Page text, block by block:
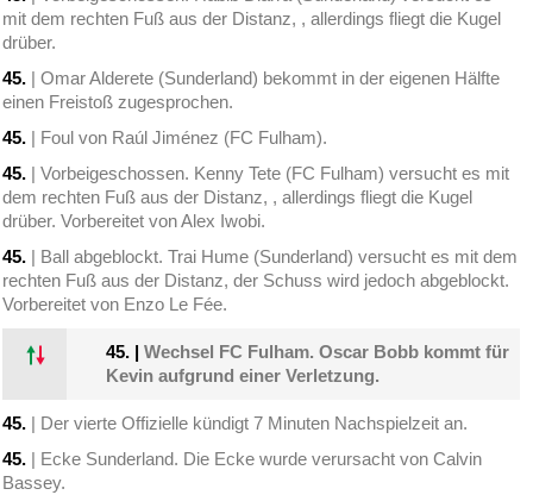
mit dem rechten Fuß aus der Distanz, , allerdings fliegt die Kugel
drüber.
45. | Omar Alderete (Sunderland) bekommt in der eigenen Hälfte
einen Freistoß zugesprochen.
45. | Foul von Raúl Jiménez (FC Fulham).
45. | Vorbeigeschossen. Kenny Tete (FC Fulham) versucht es mit
dem rechten Fuß aus der Distanz, , allerdings fliegt die Kugel
drüber. Vorbereitet von Alex Iwobi.
45. | Ball abgeblockt. Trai Hume (Sunderland) versucht es mit dem
rechten Fuß aus der Distanz, der Schuss wird jedoch abgeblockt.
Vorbereitet von Enzo Le Fée.
45. |Wechsel FC Fulham. Oscar Bobb kommt für
Kevin aufgrund einer Verletzung.
45. | Der vierte Offizielle kündigt 7 Minuten Nachspielzeit an.
45. | Ecke Sunderland. Die Ecke wurde verursacht von Calvin
Bassey.